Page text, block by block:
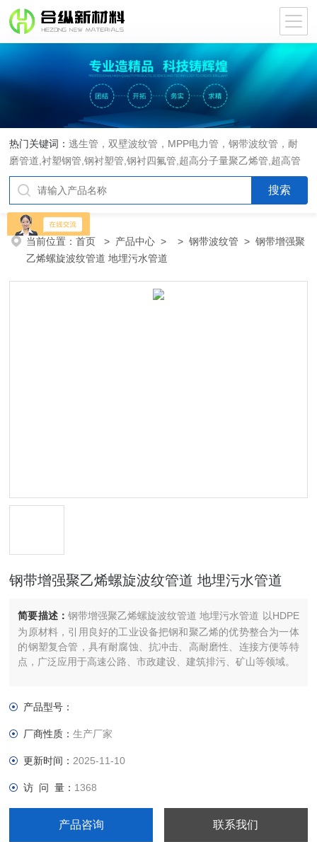
热门关键词：逃生管，双壁波纹管，MPP电力管，钢带波纹管，耐
磨管道,衬塑钢管,钢衬塑管,钢衬四氟管,超高分子量聚乙烯管,超高管
当前位置：首页 > 产品中心 > >钢带波纹管 > 钢带增强聚
乙烯螺旋波纹管道 地埋污水管道
钢带增强聚乙烯螺旋波纹管道 地埋污水管道
简要描述： 钢带增强聚乙烯螺旋波纹管道 地埋污水管道 以HDPE
为原材料，引用良好的工业设备把钢和聚乙烯的优势整合为一体
的钢塑复合管，具有耐腐蚀、抗冲击、高耐磨性、连接方便等特
点，广泛应用于高速公路、市政建设、建筑排污、矿山等领域。
产品型号：
厂商性质：生产厂家
更新时间： 2025-11-10
访 问 量： 1368
产品咨询 联系我们